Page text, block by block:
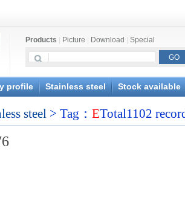
Products Picture Download Special
profile Stainless steel Stock available
steel > Tag： ETotal1102